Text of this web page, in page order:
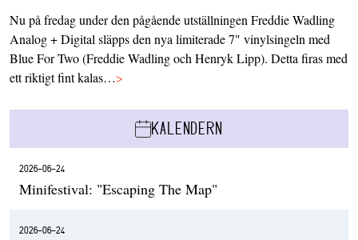
Nu på fredag under den pågående utställningen Freddie Wadling
Analog + Digital släpps den nya limiterade 7" vinylsingeln med
Blue For Two (Freddie Wadling och Henryk Lipp). Detta firas med
ett riktigt fint kalas…>
KALENDERN
2026-06-24
Minifestival: "Escaping The Map"
2026-06-24